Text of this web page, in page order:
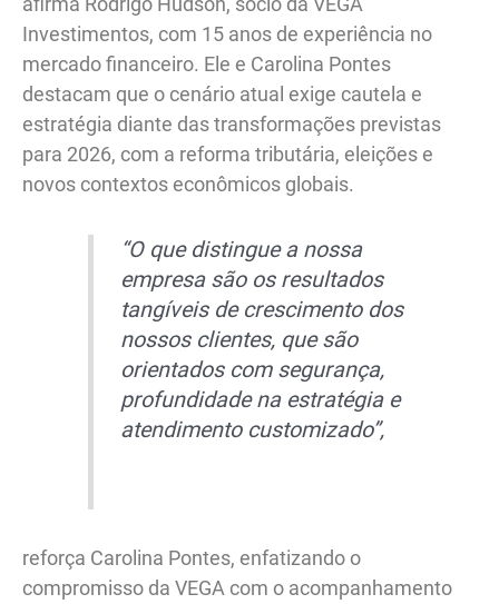
Investimentos, com 15 anos de experiência no
mercado financeiro. Ele e Carolina Pontes
destacam que o cenário atual exige cautela e
estratégia diante das transformações previstas
para 2026, com a reforma tributária, eleições e
novos contextos econômicos globais.
“O que distingue a nossa
empresa são os resultados
tangíveis de crescimento dos
nossos clientes, que são
orientados com segurança,
profundidade na estratégia e
atendimento customizado”,
reforça Carolina Pontes, enfatizando o
compromisso da VEGA com o acompanhamento